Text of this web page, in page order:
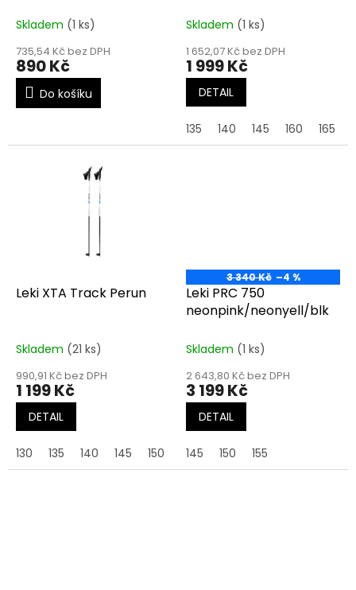
Skladem (1 ks)
735,54 Kč bez DPH
890 Kč
Do košíku
Skladem (1 ks)
1 652,07 Kč bez DPH
1 999 Kč
DETAIL
135 140 145 160 165
Leki XTA Track Perun
Skladem (21 ks)
990,91 Kč bez DPH
1 199 Kč
DETAIL
130 135 140 145 150 155 160
3 340 Kč –4 %
Leki PRC 750
neonpink/neonyell/blk
Skladem (1 ks)
2 643,80 Kč bez DPH
3 199 Kč
DETAIL
145 150 155